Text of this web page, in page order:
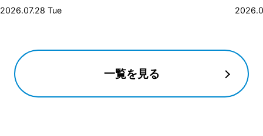
2026.07.28 Tue
一覧を見る